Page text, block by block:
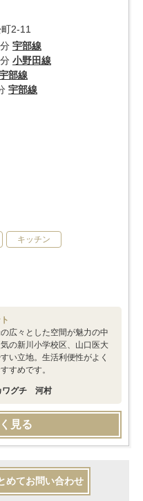
2-11
宇部線
小野田線
部線
宇部線
キッチン
広々とした空間が魅力の中
の新川小学校区、山口医大
い立地。生活利便性がよく
すめです。
ワグチ 河村
見る
めてお問い合わせ